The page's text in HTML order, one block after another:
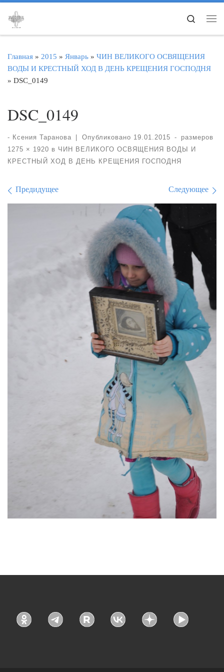
Перейти к содержимому
Search
Главная » 2015 » Январь » ЧИН ВЕЛИКОГО ОСВЯЩЕНИЯ
ВОДЫ И КРЕСТНЫЙ ХОД В ДЕНЬ КРЕЩЕНИЯ ГОСПОДНЯ
» DSC_0149
DSC_0149
- Ксения Таранова Опубликовано 19.01.2015 -
размеров
1275 × 1920 в ЧИН ВЕЛИКОГО ОСВЯЩЕНИЯ ВОДЫ И
КРЕСТНЫЙ ХОД В ДЕНЬ КРЕЩЕНИЯ ГОСПОДНЯ
Навигация по
Предидущее Следующее